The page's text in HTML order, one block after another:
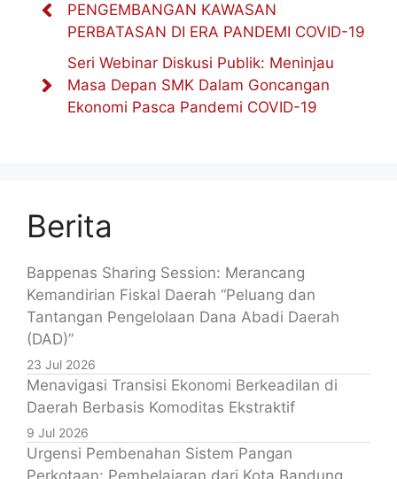
PENGEMBANGAN KAWASAN
PERBATASAN DI ERA PANDEMI COVID-19
Seri Webinar Diskusi Publik: Meninjau
Masa Depan SMK Dalam Goncangan
Ekonomi Pasca Pandemi COVID-19
Berita
Bappenas Sharing Session: Merancang
Kemandirian Fiskal Daerah “Peluang dan
Tantangan Pengelolaan Dana Abadi Daerah
(DAD)”
23 Jul 2026
Menavigasi Transisi Ekonomi Berkeadilan di
Daerah Berbasis Komoditas Ekstraktif
9 Jul 2026
Urgensi Pembenahan Sistem Pangan
Perkotaan: Pembelajaran dari Kota Bandung